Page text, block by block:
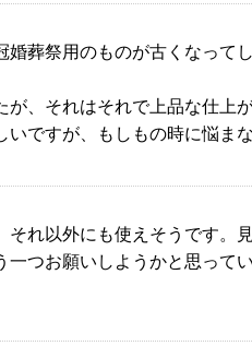
葬祭用のものが古くなって
、それはそれで上品な仕上が
ですが、もしもの時に悩ま
れ以外にも使えそうです。
一つお願いしようかと思って